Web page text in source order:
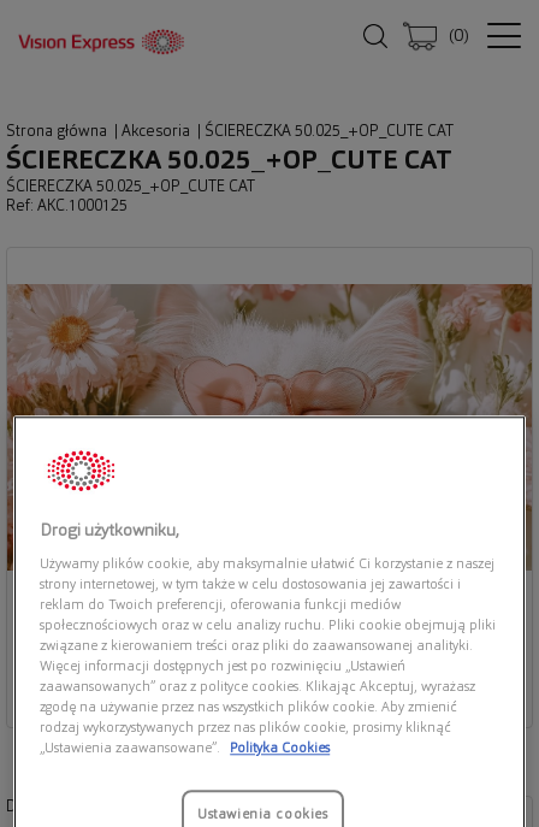
(0)
Strona główna Akcesoria ŚCIERECZKA 50.025_+OP_CUTE CAT
ŚCIERECZKA 50.025_+OP_CUTE CAT
ŚCIERECZKA 50.025_+OP_CUTE CAT
Ref: AKC.1000125
Dostępne kolory:
Drogi użytkowniku,
Używamy plików cookie, aby maksymalnie ułatwić Ci korzystanie z naszej
strony internetowej, w tym także w celu dostosowania jej zawartości i
reklam do Twoich preferencji, oferowania funkcji mediów
społecznościowych oraz w celu analizy ruchu. Pliki cookie obejmują pliki
związane z kierowaniem treści oraz pliki do zaawansowanej analityki.
Więcej informacji dostępnych jest po rozwinięciu „Ustawień
zaawansowanych” oraz z polityce cookies. Klikając Akceptuj, wyrażasz
zgodę na używanie przez nas wszystkich plików cookie. Aby zmienić
rodzaj wykorzystywanych przez nas plików cookie, prosimy kliknąć
„Ustawienia zaawansowane”.
Polityka Cookies
Ustawienia cookies